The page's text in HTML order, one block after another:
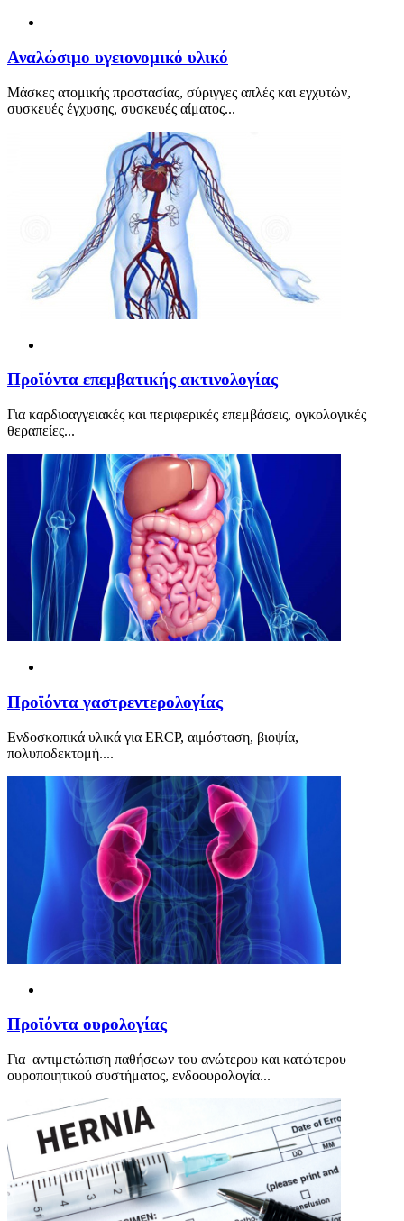
Αναλώσιμο υγειονομικό υλικό
Μάσκες ατομικής προστασίας, σύριγγες απλές και εγχυτών,
συσκευές έγχυσης, συσκευές αίματος...
Προϊόντα επεμβατικής ακτινολογίας
Για καρδιοαγγειακές και περιφερικές επεμβάσεις, ογκολογικές
θεραπείες...
Προϊόντα γαστρεντερολογίας
Ενδοσκοπικά υλικά για ERCP, αιμόσταση, βιοψία,
πολυποδεκτομή....
Προϊόντα ουρολογίας
Για αντιμετώπιση παθήσεων του ανώτερου και κατώτερου
ουροποιητικού συστήματος, ενδοουρολογία...